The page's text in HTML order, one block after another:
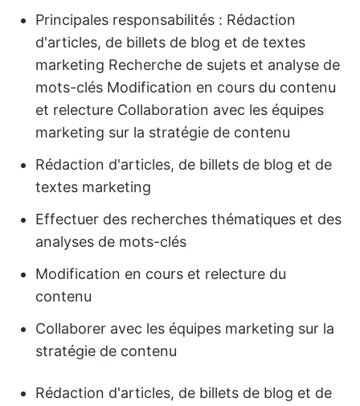
Principales responsabilités : Rédaction
d'articles, de billets de blog et de textes
marketing Recherche de sujets et analyse de
mots-clés Modification en cours du contenu
et relecture Collaboration avec les équipes
marketing sur la stratégie de contenu
Rédaction d'articles, de billets de blog et de
textes marketing
Effectuer des recherches thématiques et des
analyses de mots-clés
Modification en cours et relecture du
contenu
Collaborer avec les équipes marketing sur la
stratégie de contenu
Rédaction d'articles, de billets de blog et de